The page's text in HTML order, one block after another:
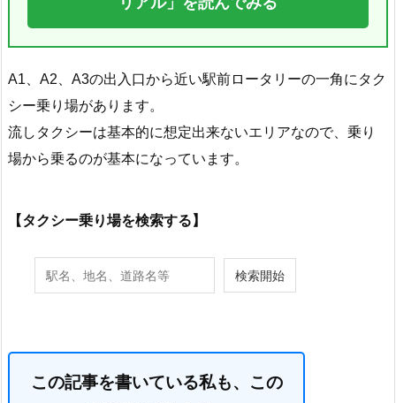
A1、A2、A3の出入口から近い駅前ロータリーの一角にタク
シー乗り場があります。
流しタクシーは基本的に想定出来ないエリアなので、乗り
場から乗るのが基本になっています。
【タクシー乗り場を検索する】
この記事を書いている私も、この